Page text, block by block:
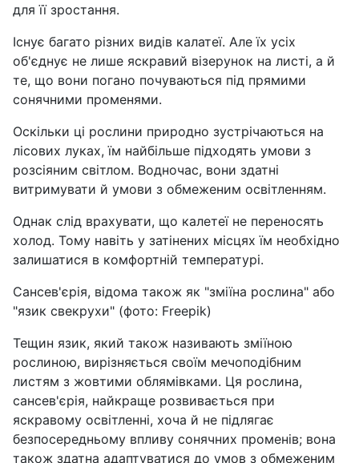
для її зростання.
Існує багато різних видів калатеї. Але їх усіх
об'єднує не лише яскравий візерунок на листі, а й
те, що вони погано почуваються під прямими
сонячними променями.
Оскільки ці рослини природно зустрічаються на
лісових луках, їм найбільше підходять умови з
розсіяним світлом. Водночас, вони здатні
витримувати й умови з обмеженим освітленням.
Однак слід врахувати, що калетеї не переносять
холод. Тому навіть у затінених місцях їм необхідно
залишатися в комфортній температурі.
Сансев'єрія, відома також як "зміїна рослина" або
"язик свекрухи" (фото: Freepik)
Тещин язик, який також називають зміїною
рослиною, вирізняється своїм мечоподібним
листям з жовтими облямівками. Ця рослина,
сансев'єрія, найкраще розвивається при
яскравому освітленні, хоча й не підлягає
безпосередньому впливу сонячних променів; вона
також здатна адаптуватися до умов з обмеженим